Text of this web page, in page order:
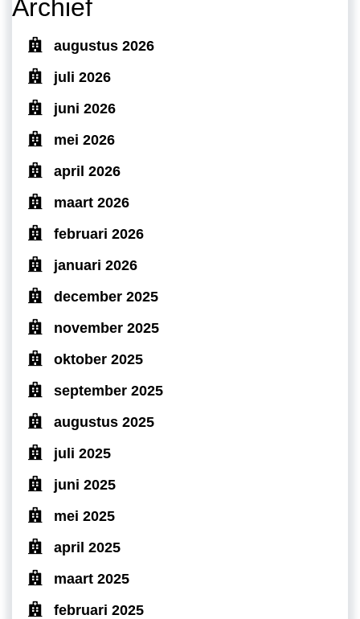
Archief
augustus 2026
juli 2026
juni 2026
mei 2026
april 2026
maart 2026
februari 2026
januari 2026
december 2025
november 2025
oktober 2025
september 2025
augustus 2025
juli 2025
juni 2025
mei 2025
april 2025
maart 2025
februari 2025